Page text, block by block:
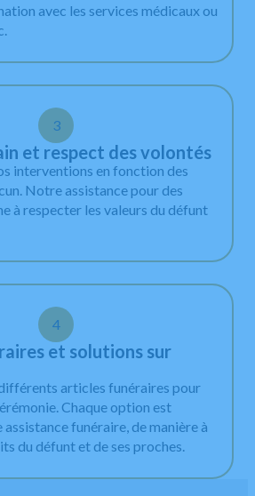
avec les services médicaux ou
3
et respect des volontés
interventions en fonction des
Notre assistance pour des
à respecter les valeurs du défunt
4
et solutions sur
articles funéraires pour
Chaque option est
funéraire, de manière à
du défunt et de ses proches.